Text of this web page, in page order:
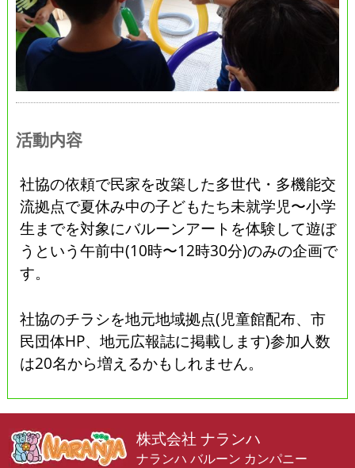
活動内容
社協の依頼で民家を改築した多世代・多機能交
流拠点で夏休み中の子どもたち未就学児〜小学
生までを対象にバルーンアートを体験して遊ぼ
うという午前中(10時〜12時30分)のみの企画で
す。
社協のチラシを地元地域拠点(児童館配布、市
民団体HP、地元広報誌に掲載します)参加人数
は20名から増えるかもしれません。
株式会社 ナランハ
ナランハ バルーン カンパニー